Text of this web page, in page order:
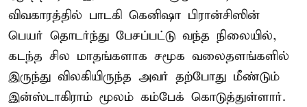
விவகாரத்தில் பாடகி கெனிஷா பிரான்சிஸின்
பெயர் தொடர்ந்து பேசப்பட்டு வந்த நிலையில்,
கடந்த சில மாதங்களாக சமூக வலைதளங்களில்
இருந்து விலகியிருந்த அவர் தற்போது மீண்டும்
இன்ஸ்டாகிராம் மூலம் கம்பேக் கொடுத்துள்ளார்.